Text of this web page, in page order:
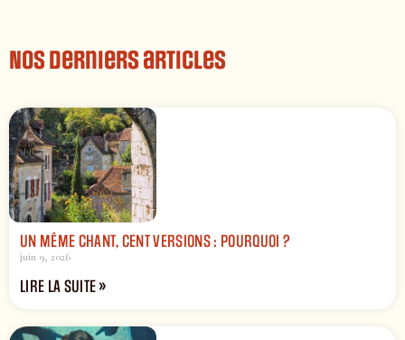
Nos derniers articles
UN MÊME CHANT, CENT VERSIONS : POURQUOI ?
juin 9, 2026
LIRE LA SUITE »